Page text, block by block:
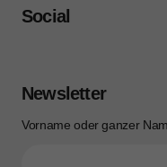
Social
Newsletter
Vorname oder ganzer